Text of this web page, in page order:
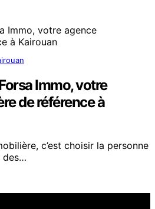
Immo, votre
de référence à
c’est choisir la personne
des…